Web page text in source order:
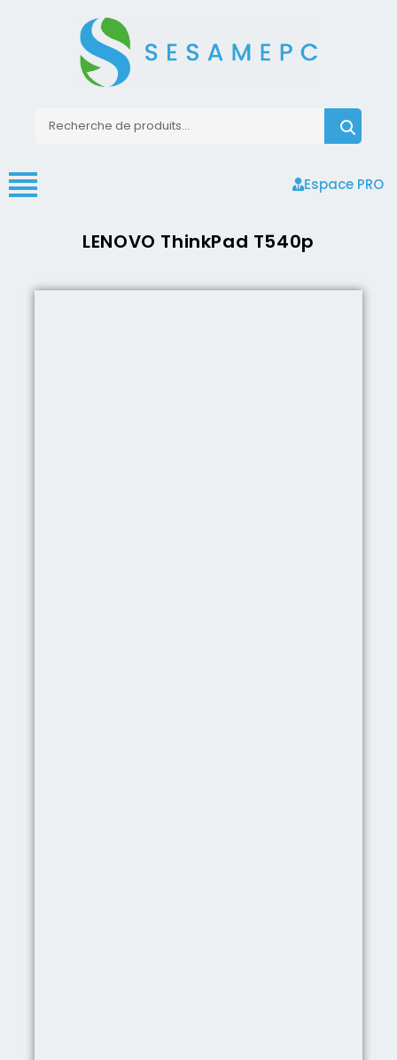
Espace PRO
LENOVO ThinkPad T540p